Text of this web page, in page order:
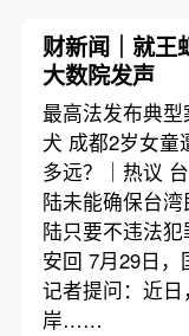
财新闻｜就王
大数院发声
最高法发布典
犬 成都2岁女童
多远？｜热议
陆未能确保台湾
陆只要不违法
安回 7月29日，
记者提问：近
岸……